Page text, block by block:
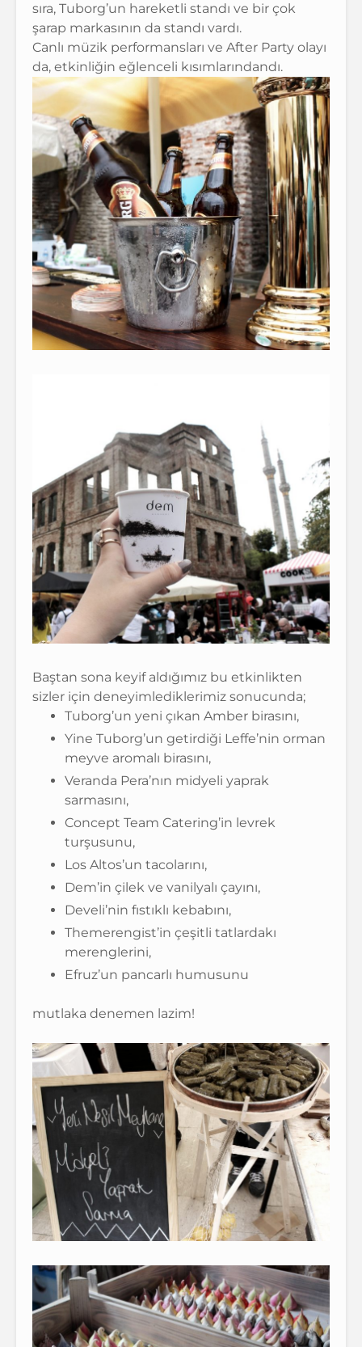
sıra, Tuborg’un hareketli standı ve bir çok
şarap markasının da standı vardı.
Canlı müzik performansları ve After Party olayı
da, etkinliğin eğlenceli kısımlarındandı.
Baştan sona keyif aldığımız bu etkinlikten
sizler için deneyimlediklerimiz sonucunda;
Tuborg’un yeni çıkan Amber birasını,
Yine Tuborg’un getirdiği Leffe’nin orman
meyve aromalı birasını,
Veranda Pera’nın midyeli yaprak
sarmasını,
Concept Team Catering’in levrek
turşusunu,
Los Altos’un tacolarını,
Dem’in çilek ve vanilyalı çayını,
Develi’nin fıstıklı kebabını,
Themerengist’in çeşitli tatlardakı
merenglerini,
Efruz’un pancarlı humusunu
mutlaka denemen lazim!